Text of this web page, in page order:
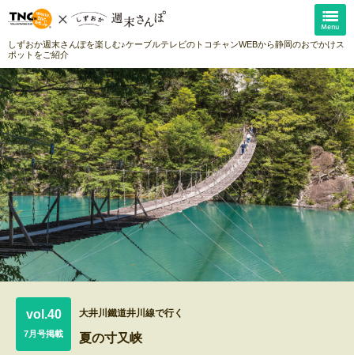
しずおか週末さんぽを楽しむ♪ケーブルテレビのトコチャンWEBから静岡のおでかけス
ポットをご紹介
vol.40
7月号掲載
大井川鐵道井川線で行く
夏の寸又峡